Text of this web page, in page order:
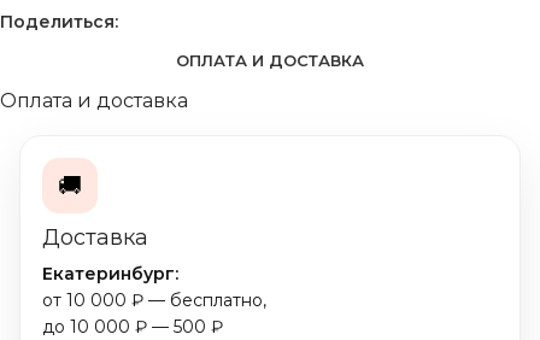
Поделиться:
ОПЛАТА И ДОСТАВКА
Оплата и доставка
🚚
Доставка
Екатеринбург:
от 10 000 ₽ — бесплатно,
до 10 000 ₽ — 500 ₽